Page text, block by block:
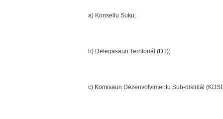
a) Konsellu Suku;
b) Delegasaun Territoriál (DT);
c) Komisaun Dezenvolvimentu Sub-distritál